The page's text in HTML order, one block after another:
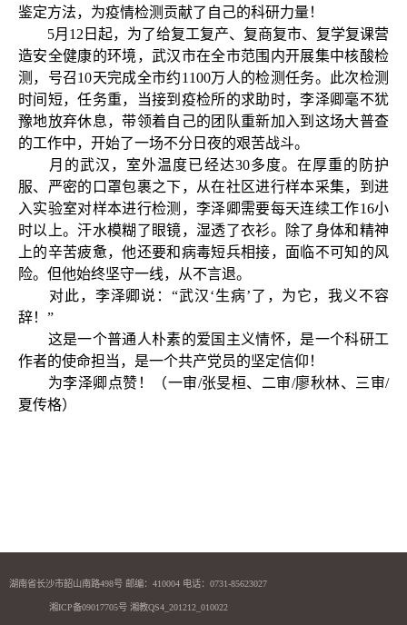
鉴定方法，为疫情检测贡献了自己的科研力量！
5月12日起，为了给复工复产、复商复市、复学复课营
造安全健康的环境，武汉市在全市范围内开展集中核酸检
测，号召10天完成全市约1100万人的检测任务。此次检测
时间短，任务重，当接到疫检所的求助时，李泽卿毫不犹
豫地放弃休息，带领着自己的团队重新加入到这场大普查
的工作中，开始了一场不分日夜的艰苦战斗。
月的武汉，室外温度已经达30多度。在厚重的防护
服、严密的口罩包裹之下，从在社区进行样本采集，到进
入实验室对样本进行检测，李泽卿需要每天连续工作16小
时以上。汗水模糊了眼镜，湿透了衣衫。除了身体和精神
上的辛苦疲惫，他还要和病毒短兵相接，面临不可知的风
险。但他始终坚守一线，从不言退。
对此，李泽卿说：“武汉‘生病’了，为它，我义不容
辞！ ”
这是一个普通人朴素的爱国主义情怀，是一个科研工
作者的使命担当，是一个共产党员的坚定信仰！
为李泽卿点赞！（一审/张旻桓、二审/廖秋林、三审/
夏传格）
湖南省长沙市韶山南路498号 邮编：410004 电话：0731-85623027
湘ICP备09017705号 湘教QS4_201212_010022